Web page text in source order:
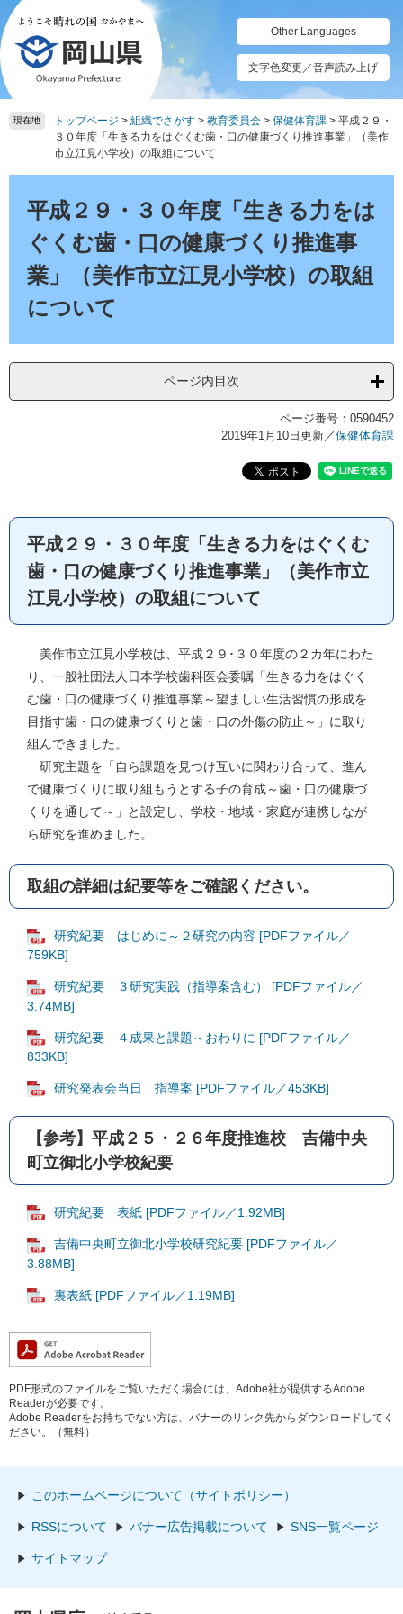
ペ
ー
ジ
の
先
頭
メ
ニ
ュ
ー
を
飛
本
Other Languages
文字色変更／音声読み上げ
現在地 トップページ > 組織でさがす > 教育委員会 > 保健体育課 > 平成２９・
３０年度「生きる力をはぐくむ歯・口の健康づくり推進事業」（美作
市立江見小学校）の取組について
平成２９・３０年度「生きる力をは
ぐくむ歯・口の健康づくり推進事
業」（美作市立江見小学校）の取組
について
ページ内目次
ページ番号：0590452
2019年1月10日更新／保健体育課
平成２９・３０年度「生きる力をはぐくむ
歯・口の健康づくり推進事業」（美作市立
江見小学校）の取組について
美作市立江見小学校は、平成２９･３０年度の２カ年にわた
り、一般社団法人日本学校歯科医会委嘱「生きる力をはぐく
む歯・口の健康づくり推進事業～望ましい生活習慣の形成を
目指す歯・口の健康づくりと歯・口の外傷の防止～」に取り
組んできました。
研究主題を「自ら課題を見つけ互いに関わり合って、進ん
で健康づくりに取り組もうとする子の育成～歯・口の健康づ
くりを通して～」と設定し、学校・地域・家庭が連携しなが
ら研究を進めました。
取組の詳細は紀要等をご確認ください。
研究紀要 はじめに～２研究の内容 [PDFファイル／
759KB]
研究紀要 ３研究実践（指導案含む） [PDFファイル／
3.74MB]
研究紀要 ４成果と課題～おわりに [PDFファイル／
833KB]
研究発表会当日 指導案 [PDFファイル／453KB]
【参考】平成２５・２６年度推進校 吉備中央
町立御北小学校紀要
研究紀要 表紙 [PDFファイル／1.92MB]
吉備中央町立御北小学校研究紀要 [PDFファイル／
3.88MB]
裏表紙 [PDFファイル／1.19MB]
PDF形式のファイルをご覧いただく場合には、Adobe社が提供するAdobe
Readerが必要です。
Adobe Readerをお持ちでない方は、バナーのリンク先からダウンロードしてく
ださい。（無料）
このホームページについて（サイトポリシー）
RSSについて バナー広告掲載について SNS一覧ページ
サイトマップ